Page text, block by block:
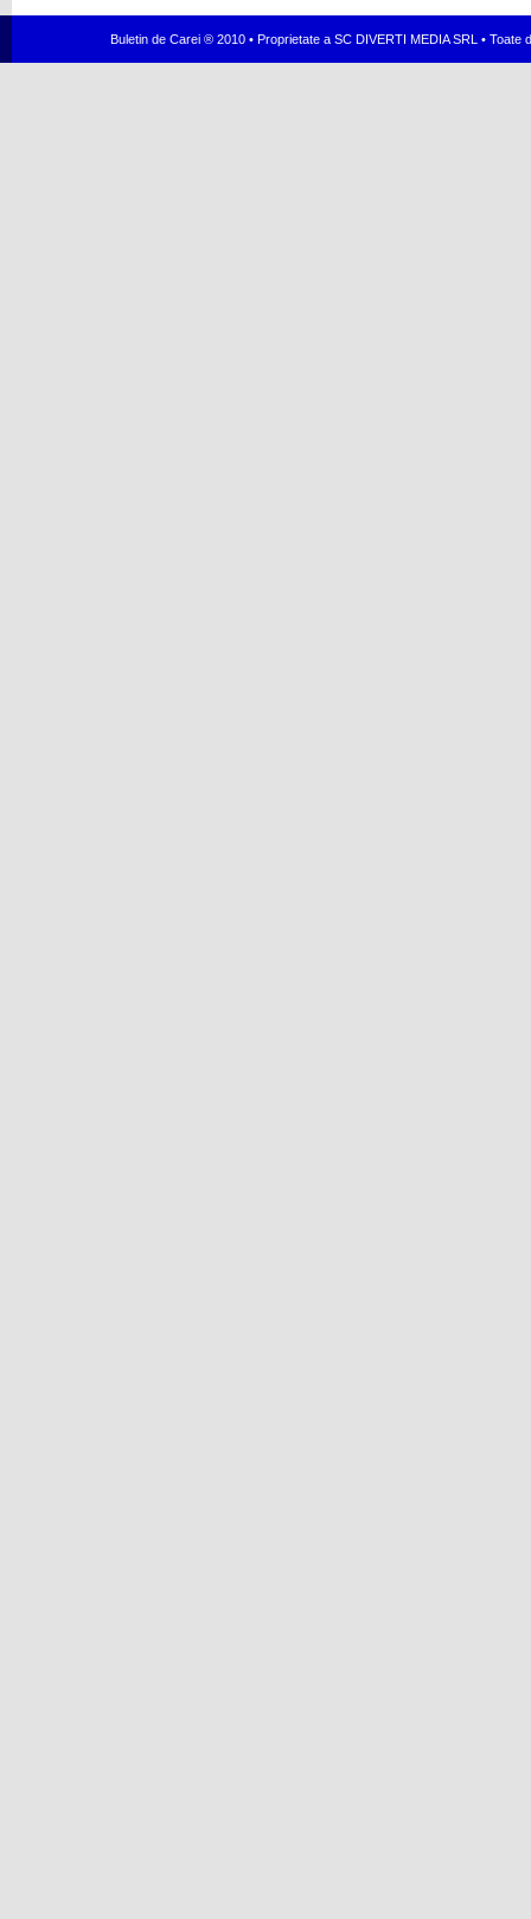
Buletin de Carei ® 2010 • Proprietate a SC DIVERTI MEDIA SRL •